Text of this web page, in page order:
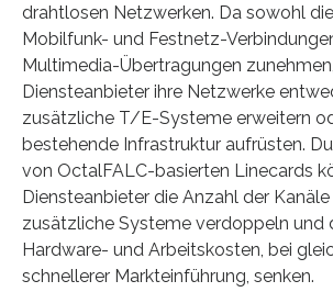
drahtlosen Netzwerken. Da sowohl
Mobilfunk- und Festnetz-
Multimedia-Übertragungen
Diensteanbieter ihre Netzwerke
zusätzliche T/E-Systeme erweitern
bestehende Infrastruktur aufrüsten.
von OctalFALC-basierten Linecards
Diensteanbieter die Anzahl der
zusätzliche Systeme verdoppeln und
Hardware- und Arbeitskosten, bei
schnellerer Markteinführung, senken.